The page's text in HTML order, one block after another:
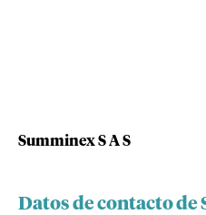
Summinex S A S
Datos de contacto de